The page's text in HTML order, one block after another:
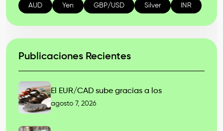
AUD Yen GBP/USD Silver INR
Publicaciones Recientes
El EUR/CAD sube gracias a los
agosto 7, 2026